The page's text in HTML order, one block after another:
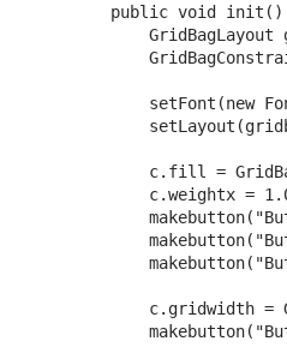
public void init()
GridBagLayout
setFont(new
c.fill =
c.weightx =
c.gridwidth =